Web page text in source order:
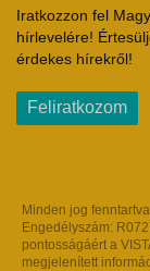
Iratkozzon fel
hírlevelére!
érdekes hírekről!
Feliratkozom
Minden jog
Engedélyszám:
pontosságáért a
megjelenített